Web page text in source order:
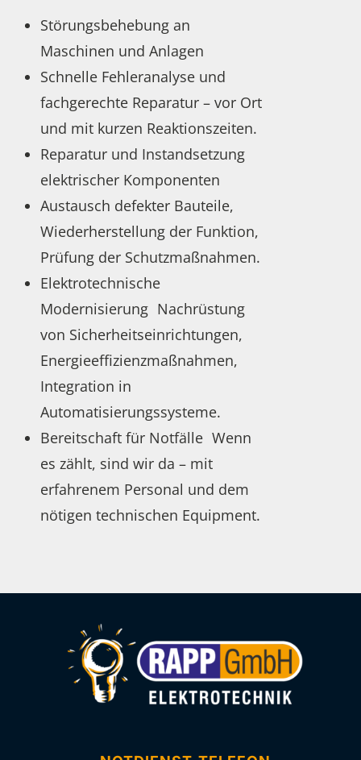
Störungsbehebung an
Maschinen und Anlagen
Schnelle Fehleranalyse und
fachgerechte Reparatur – vor Ort
und mit kurzen Reaktionszeiten.
Reparatur und Instandsetzung
elektrischer Komponenten
Austausch defekter Bauteile,
Wiederherstellung der Funktion,
Prüfung der Schutzmaßnahmen.
Elektrotechnische
Modernisierung Nachrüstung
von Sicherheitseinrichtungen,
Energieeffizienzmaßnahmen,
Integration in
Automatisierungssysteme.
Bereitschaft für Notfälle Wenn
es zählt, sind wir da – mit
erfahrenem Personal und dem
nötigen technischen Equipment.